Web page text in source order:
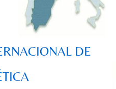
DE